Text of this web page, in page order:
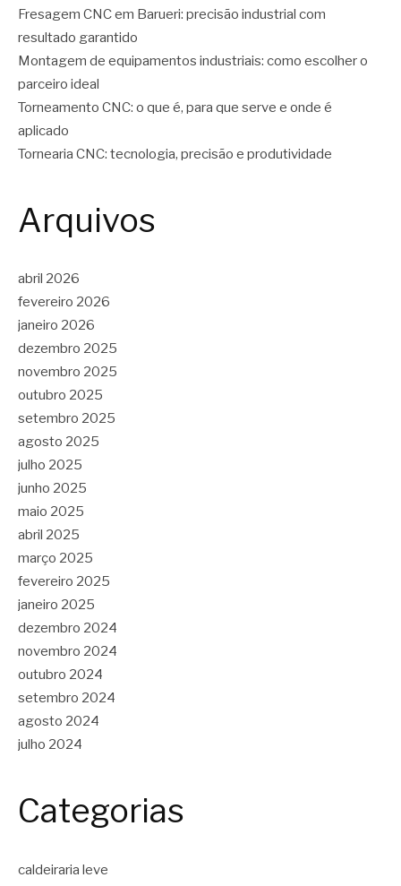
Fresagem CNC em Barueri: precisão industrial com
resultado garantido
Montagem de equipamentos industriais: como escolher o
parceiro ideal
Torneamento CNC: o que é, para que serve e onde é
aplicado
Tornearia CNC: tecnologia, precisão e produtividade
Arquivos
abril 2026
fevereiro 2026
janeiro 2026
dezembro 2025
novembro 2025
outubro 2025
setembro 2025
agosto 2025
julho 2025
junho 2025
maio 2025
abril 2025
março 2025
fevereiro 2025
janeiro 2025
dezembro 2024
novembro 2024
outubro 2024
setembro 2024
agosto 2024
julho 2024
Categorias
caldeiraria leve